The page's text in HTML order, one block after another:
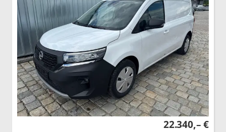
22.340,– €